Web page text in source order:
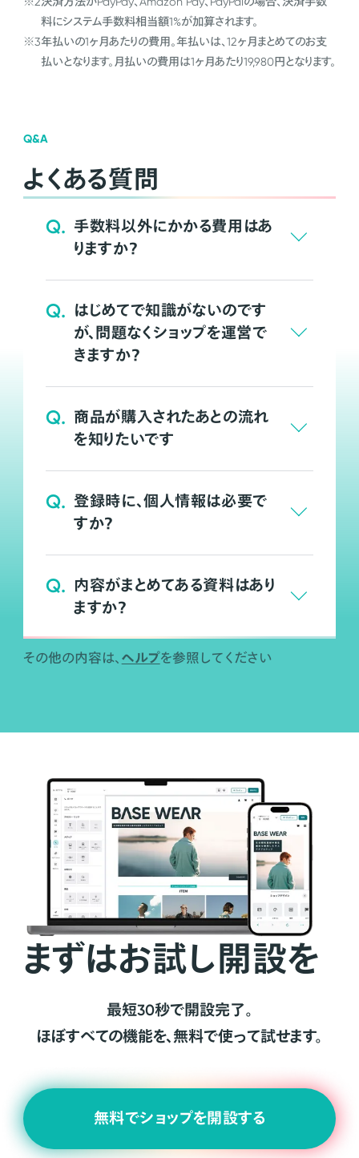
料にシステム手数料相当額1%が加算されます。
※3年払いの1ヶ月あたりの費用。年払いは、12ヶ月まとめてのお支
払いとなります。月払いの費用は1ヶ月あたり19,980円となります。
Q&A
よくある質問
Q. 手数料以外にかかる費用はあ
りますか？
Q. はじめてで知識がないのです
が、問題なくショップを運営で
きますか？
Q. 商品が購入されたあとの流れ
を知りたいです
Q. 登録時に、個人情報は必要で
すか？
Q. 内容がまとめてある資料はあり
ますか？
その他の内容は、 ヘルプを参照してください
まずはお試し開設を
最短30秒で開設完了。
ほぼすべての機能を、無料で使って試せます。
無料でショップを開設する